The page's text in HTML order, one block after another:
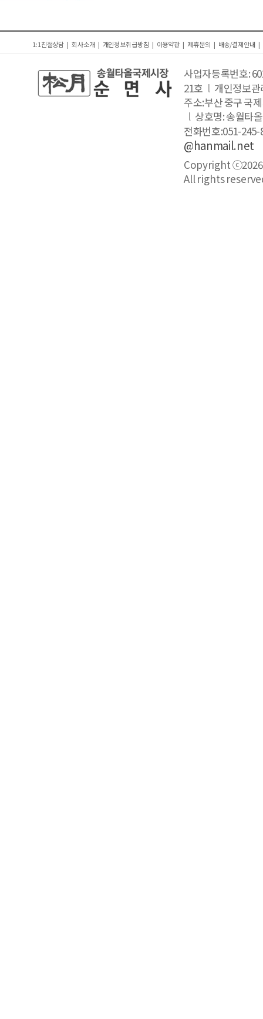
1:1친절상담 | 회사소개 | 개인정보취급방침 | 이용약관 | 제휴문의 | 배송/결제안내 |
사업자등록번호:
21호 l 개인정보
주소:부산 중구 국
l 상호명: 송월타
전화번호:051-245-
@hanmail.net
Copyright
All rights